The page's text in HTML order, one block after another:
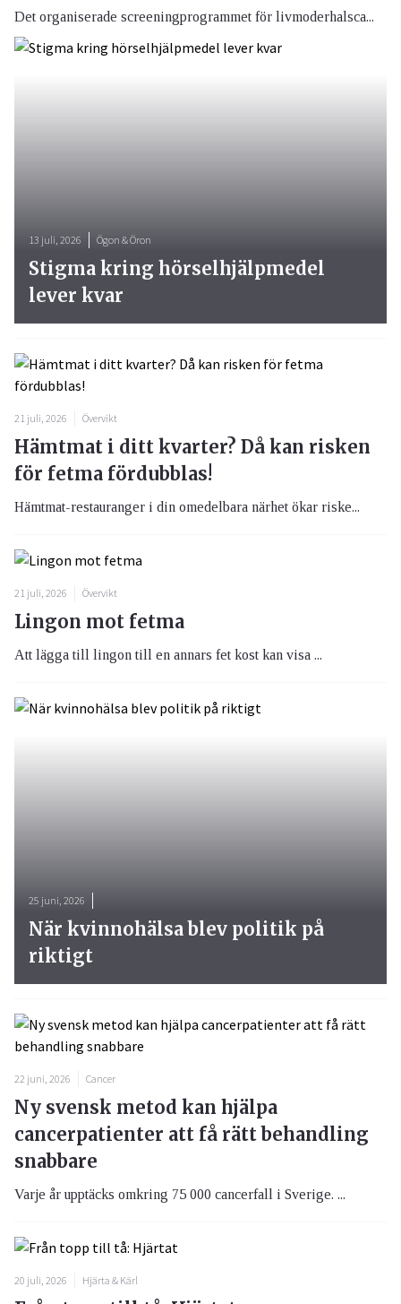
Det organiserade screeningprogrammet för livmoderhalsca...
21 juli, 2026 Övervikt
Hämtmat i ditt kvarter? Då kan risken
för fetma fördubblas!
Hämtmat-restauranger i din omedelbara närhet ökar riske...
21 juli, 2026 Övervikt
Lingon mot fetma
Att lägga till lingon till en annars fet kost kan visa ...
13 juli, 2026 Ögon & Öron
Stigma kring hörselhjälpmedel
lever kvar
25 juni, 2026
När kvinnohälsa blev politik på
riktigt
22 juni, 2026 Cancer
Ny svensk metod kan hjälpa
cancerpatienter att få rätt behandling
snabbare
Varje år upptäcks omkring 75 000 cancerfall i Sverige. ...
20 juli, 2026 Hjärta & Kärl